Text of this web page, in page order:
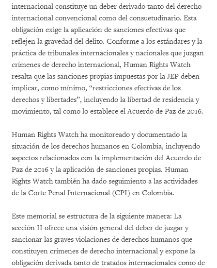
internacional constituye un deber derivado tanto del derecho
internacional convencional como del consuetudinario. Esta
obligación exige la aplicación de sanciones efectivas que
reflejen la gravedad del delito. Conforme a los estándares y la
práctica de tribunales internacionales y nacionales que juzgan
crímenes de derecho internacional, Human Rights Watch
resalta que las sanciones propias impuestas por la JEP deben
implicar, como mínimo, “restricciones efectivas de los
derechos y libertades”, incluyendo la libertad de residencia y
movimiento, tal como lo establece el Acuerdo de Paz de 2016.
Human Rights Watch ha monitoreado y documentado la
situación de los derechos humanos en Colombia, incluyendo
aspectos relacionados con la implementación del Acuerdo de
Paz de 2016 y la aplicación de sanciones propias. Human
Rights Watch también ha dado seguimiento a las actividades
de la Corte Penal Internacional (CPI) en Colombia.
Este memorial se estructura de la siguiente manera: La
sección II ofrece una visión general del deber de juzgar y
sancionar las graves violaciones de derechos humanos que
constituyen crímenes de derecho internacional y expone la
obligación derivada tanto de tratados internacionales como de